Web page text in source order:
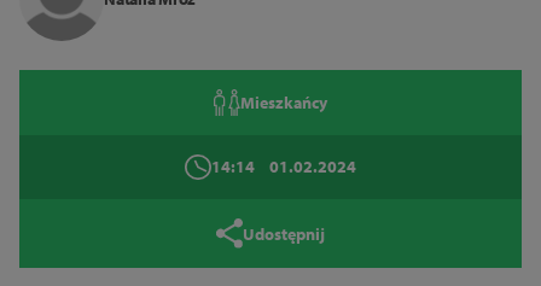
Mieszkańcy
14:14 01.02.2024
Udostępnij